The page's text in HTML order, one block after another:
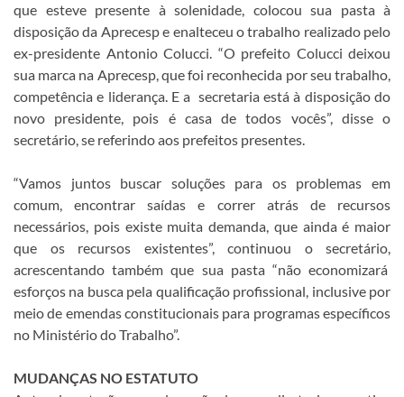
que esteve presente à solenidade, colocou sua pasta à
disposição da Aprecesp e enalteceu o trabalho realizado pelo
ex-presidente Antonio Colucci. “O prefeito Colucci deixou
sua marca na Aprecesp, que foi reconhecida por seu trabalho,
competência e liderança. E a secretaria está à disposição do
novo presidente, pois é casa de todos vocês”, disse o
secretário, se referindo aos prefeitos presentes.
“Vamos juntos buscar soluções para os problemas em
comum, encontrar saídas e correr atrás de recursos
necessários, pois existe muita demanda, que ainda é maior
que os recursos existentes”, continuou o secretário,
acrescentando também que sua pasta “não economizará
esforços na busca pela qualificação profissional, inclusive por
meio de emendas constitucionais para programas específicos
no Ministério do Trabalho”.
MUDANÇAS NO ESTATUTO